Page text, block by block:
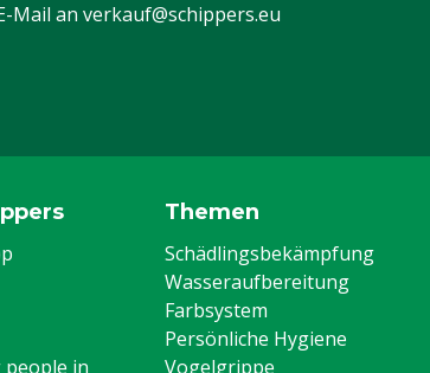
Mail an verkauf@schippers.eu
in
Themen
Schädlingsbekämpfung
Wasseraufbereitung
Farbsystem
Persönliche Hygiene
Vogelgrippe